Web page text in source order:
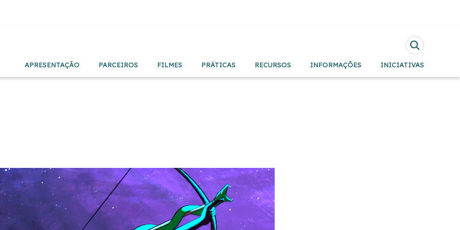
APRESENTAÇÃO PARCEIROS FILMES PRÁTICAS RECURSOS INFORMAÇÕES INICIATIVAS